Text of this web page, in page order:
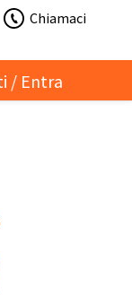
Chiamaci
/ Entra